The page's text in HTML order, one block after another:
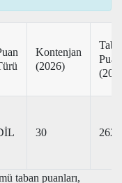
Kontenjan
(2026)
Puan
30
taban puanları,